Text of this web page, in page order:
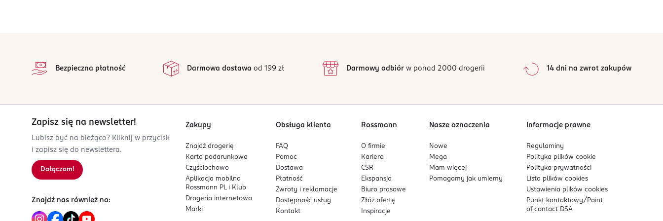
zapewnić gładkie wykończenie.
Suite 5385
regulatory@msl.io
08448246003
CN-Chiny
0 074764 378934
2
1
0%
Sortowanie wgdata: od najnowszej
Bezpieczna płatność Darmowa dostawa od 199 zł Darmowy odbiórw ponad 2000 drogerii 14 dni na zwrot zakupów
Zapisz się na newsletter!
Lubisz być na bieżąco? Kliknij w przycisk
i zapisz się do newslettera.
Dołączam!
Znajdź nas również na:
Zakupy
Znajdź drogerię
Karta podarunkowa
Czyściochowo
Aplikacja mobilna
Rossmann PL i Klub
Drogeria internetowa
Marki
Obsługa klienta
FAQ
Pomoc
Dostawa
Płatność
Zwroty i reklamacje
Dostępność usług
Kontakt
Rossmann
O firmie
Kariera
CSR
Ekspansja
Biuro prasowe
Złóż ofertę
Inspiracje
Nasze oznaczenia
Nowe
Mega
Mam więcej
Pomagamy jak umiemy
Informacje prawne
Regulaminy
Polityka plikówcookie
Polityka prywatności
Lista plikówcookies
Ustawienia plikówcookies
Punkt kontaktowy/ Point
of contact DSA